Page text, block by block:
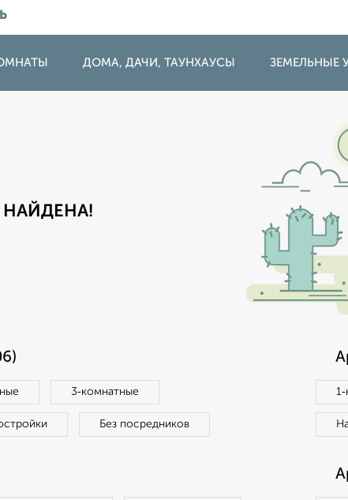
ДОМА, ДАЧИ, ТАУНХАУСЫ ЗЕМЕЛЬНЫЕ
3‑комнатные
Без посредников